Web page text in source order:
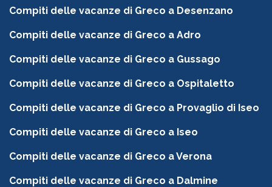
Compiti delle vacanze di Greco a Desenzano
Compiti delle vacanze di Greco a Adro
Compiti delle vacanze di Greco a Gussago
Compiti delle vacanze di Greco a Ospitaletto
Compiti delle vacanze di Greco a Provaglio di Iseo
Compiti delle vacanze di Greco a Iseo
Compiti delle vacanze di Greco a Verona
Compiti delle vacanze di Greco a Dalmine